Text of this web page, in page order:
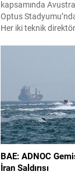
kapsamında
Optus
Her iki teknik
Yıldız ilk 11’de görev
BAE: ADNOC
İran Saldırısı